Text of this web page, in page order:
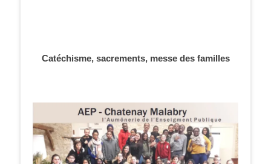
Catéchisme, sacrements, messe des familles